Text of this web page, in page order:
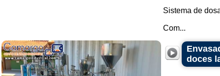
Sistema de
Com...
doces